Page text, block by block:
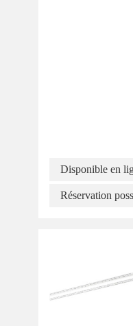
Disponible en
Réservation